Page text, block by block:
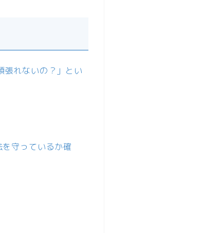
張れないの？」とい
守っているか確